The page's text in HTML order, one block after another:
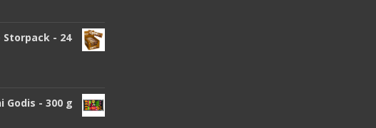
Storpack - 24
Godis - 300 g